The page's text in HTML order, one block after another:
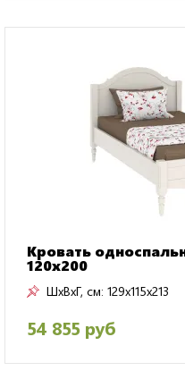
Кровать
120х200
ШxВxГ, см: 129x115x213
54 855 руб